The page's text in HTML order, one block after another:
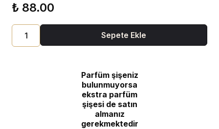
₺ 88.00
Sepete Ekle
Parfüm şişeniz
bulunmuyorsa
ekstra parfüm
şişesi de satın
almanız
gerekmektedir